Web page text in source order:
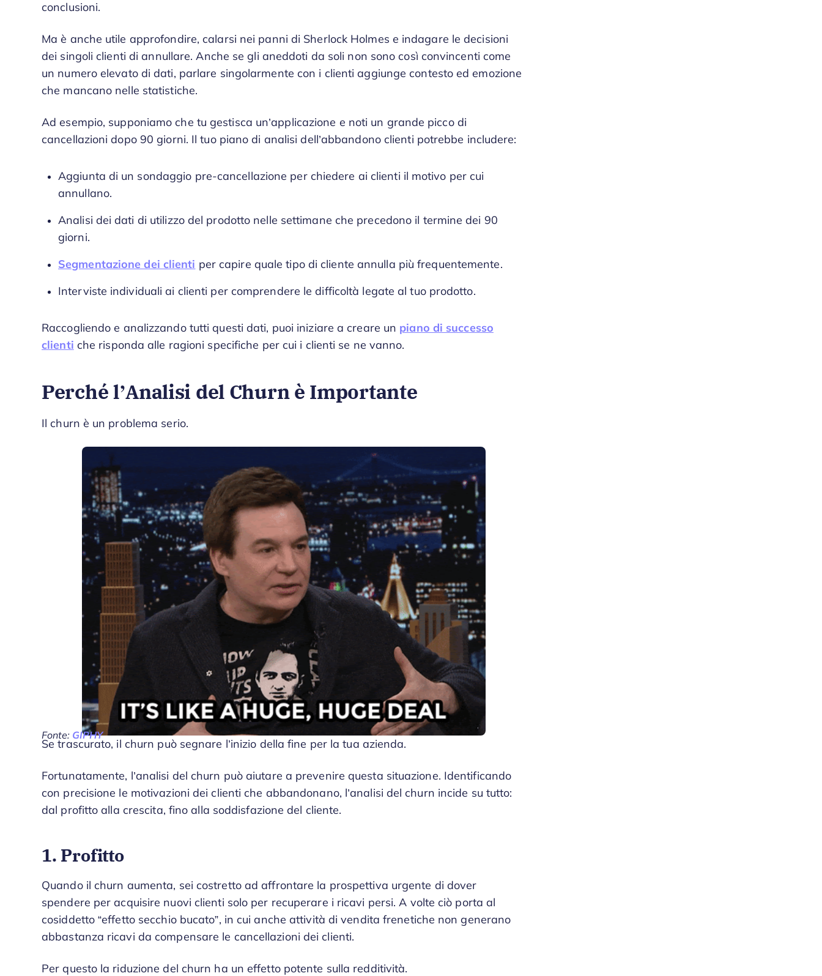
conclusioni.
Ma è anche utile approfondire, calarsi nei panni di Sherlock Holmes e indagare le decisioni
dei singoli clienti di annullare. Anche se gli aneddoti da soli non sono così convincenti come
un numero elevato di dati, parlare singolarmente con i clienti aggiunge contesto ed emozione
che mancano nelle statistiche.
Ad esempio, supponiamo che tu gestisca un’applicazione e noti un grande picco di
cancellazioni dopo 90 giorni. Il tuo piano di analisi dell’abbandono clienti potrebbe includere:
Aggiunta di un sondaggio pre-cancellazione per chiedere ai clienti il motivo per cui
annullano.
Analisi dei dati di utilizzo del prodotto nelle settimane che precedono il termine dei 90
giorni.
Segmentazione dei clienti per capire quale tipo di cliente annulla più frequentemente.
Interviste individuali ai clienti per comprendere le difficoltà legate al tuo prodotto.
Raccogliendo e analizzando tutti questi dati, puoi iniziare a creare un piano di successo
clienti che risponda alle ragioni specifiche per cui i clienti se ne vanno.
Perché l’Analisi del Churn è Importante
Il churn è un problema serio.
Fonte: GIPHY
Se trascurato, il churn può segnare l’inizio della fine per la tua azienda.
Fortunatamente, l’analisi del churn può aiutare a prevenire questa situazione. Identificando
con precisione le motivazioni dei clienti che abbandonano, l’analisi del churn incide su tutto:
dal profitto alla crescita, fino alla soddisfazione del cliente.
1. Profitto
Quando il churn aumenta, sei costretto ad affrontare la prospettiva urgente di dover
spendere per acquisire nuovi clienti solo per recuperare i ricavi persi. A volte ciò porta al
cosiddetto “effetto secchio bucato”, in cui anche attività di vendita frenetiche non generano
abbastanza ricavi da compensare le cancellazioni dei clienti.
Per questo la riduzione del churn ha un effetto potente sulla redditività.